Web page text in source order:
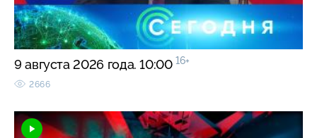
9 августа 2026 года. 10:00 16+
2666